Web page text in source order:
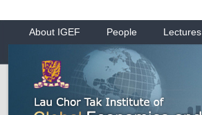
About IGEF People Lectures